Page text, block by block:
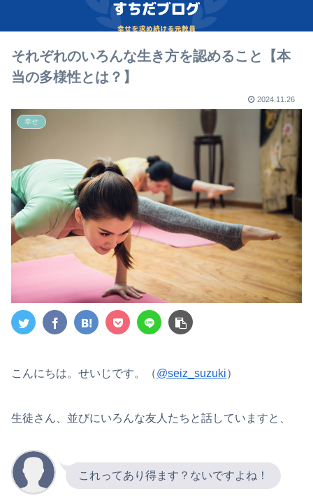
それぞれのいろんな生き方を認めること【本
当の多様性とは？】
2024.11.26
幸せ
こんにちは。せいじです。（@seiz_suzuki）
生徒さん、並びにいろんな友人たちと話していますと、
これってあり得ます？ないですよね！